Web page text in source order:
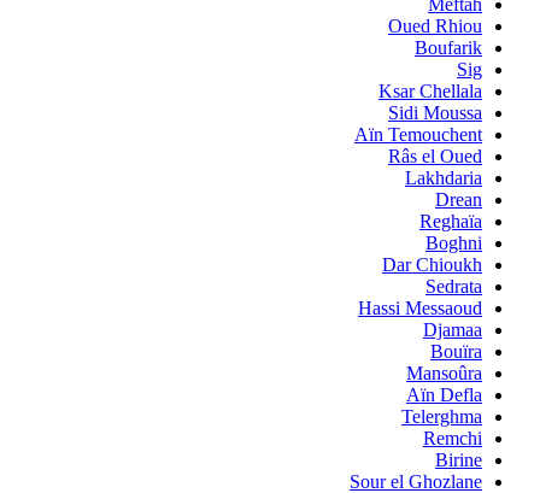
Oued Rhiou
Boufarik
Sig
Ksar Chellala
Sidi Moussa
Aïn Temouchent
Râs el Oued
Lakhdaria
Drean
Reghaïa
Boghni
Dar Chioukh
Sedrata
Hassi Messaoud
Djamaa
Bouïra
Mansoûra
Aïn Defla
Telerghma
Remchi
Birine
Sour el Ghozlane